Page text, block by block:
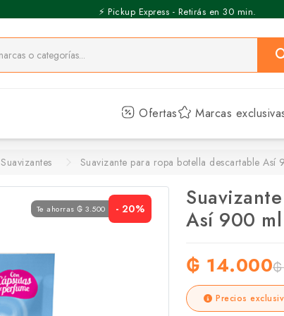
⚡️ Pickup Express - Retirás en 30 min.
Ofertas Marcas
Suavizantes Suavizante para ropa botella descartable Así
Te ahorras ₲ 3.500 - 20%
Así 900 ml
₲ 14.000₲
Precios